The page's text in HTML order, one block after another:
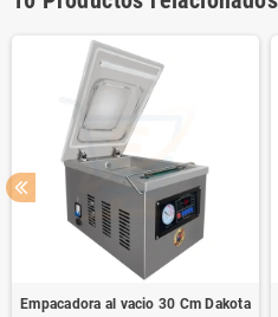
Empacadora al vacio 30 Cm Dakota